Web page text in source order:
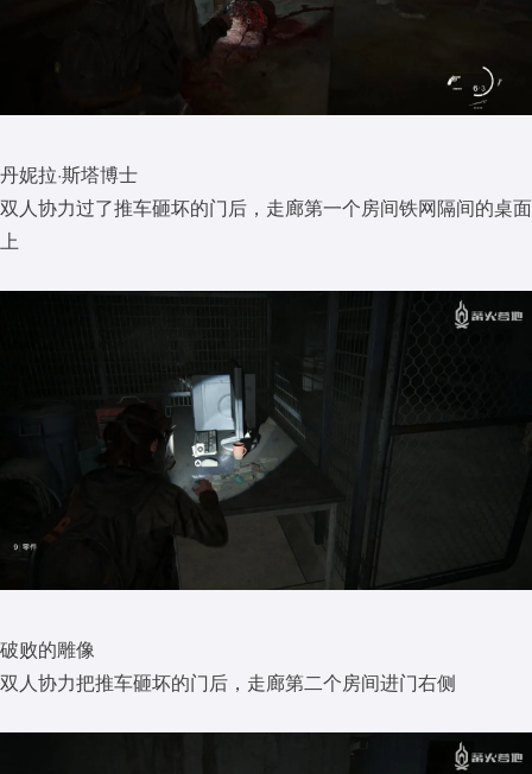
丹妮拉·斯塔博士
双人协力过了推车砸坏的门后，走廊第一个房间铁网隔间的桌面
上
破败的雕像
双人协力把推车砸坏的门后，走廊第二个房间进门右侧